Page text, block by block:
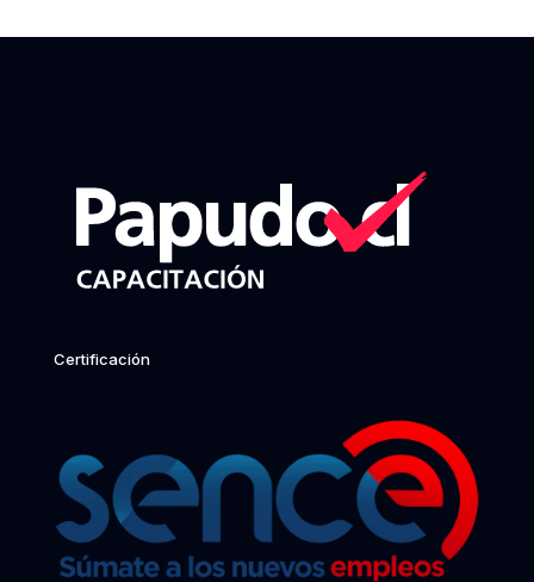
Certificación